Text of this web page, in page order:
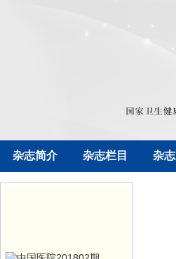
杂志简介 杂志栏目 杂